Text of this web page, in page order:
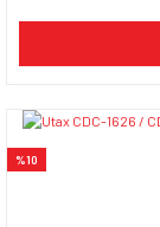
%10